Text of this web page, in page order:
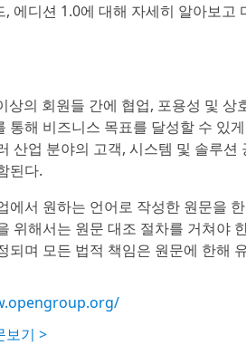
, 에디션 1.0에 대해 자세히 알아보고
상의 회원들 간에 협업, 포용성 및
통해 비즈니스 목표를 달성할 수 있
산업 분야의 고객, 시스템 및 솔루
된다.
에서 원하는 언어로 작성한 원문을
위해서는 원문 대조 절차를 거쳐야
되며 모든 법적 책임은 원문에 한해
보기 >